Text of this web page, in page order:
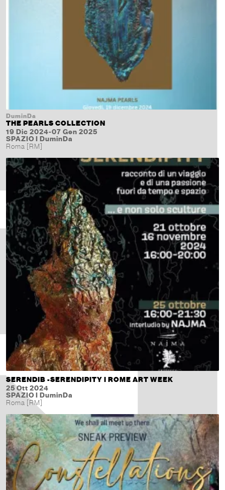
DuminDa
THE PEARLS COLLECTION
19 Dic 2024-07 Gen 2025
SPAZIO I DuminDa
Roma [RM]
SERENDIB -SERENDIPITY I ROME ART WEEK
25 Ott 2024
SPAZIO I DuminDa
Roma [RM]